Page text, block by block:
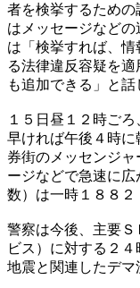
者を検挙するため
はメッセージなど
は「検挙すれば、
る法律違反容疑を
も追加できる」と話
１５日昼１２時ご
早ければ午後４時
券街のメッセンジ
ージなどで急速に
数）は一時１８８２
警察は今後、主要
ビス）に対する２
地震と関連したデマ